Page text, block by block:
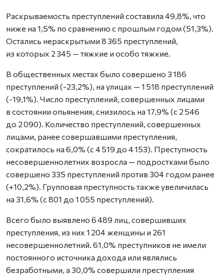
Раскрываемость преступлений составила 49,8%, что
ниже на 1,5% по сравнению с прошлым годом (51,3%).
Остались нераскрытыми 8 365 преступлений,
из которых 2 345 — тяжкие и особо тяжкие.
В общественных местах было совершено 3 186
преступлений (-23,2%), на улицах — 1 518 преступлений
(-19,1%). Число преступлений, совершенных лицами
в состоянии опьянения, снизилось на 17,9% (с 2 546
до 2 090). Количество преступлений, совершенных
лицами, ранее совершавшими преступления,
сократилось на 6,0% (с 4 519 до 4 153). Преступность
несовершеннолетних возросла — подростками было
совершено 335 преступлений против 304 годом ранее
(+10,2%). Групповая преступность также увеличилась
на 31,6% (с 801 до 1 055 преступлений).
Всего было выявлено 6 489 лиц, совершивших
преступления, из них 1 204 женщины и 261
несовершеннолетний. 61,0% преступников не имели
постоянного источника дохода или являлись
безработными, а 30,0% совершили преступления